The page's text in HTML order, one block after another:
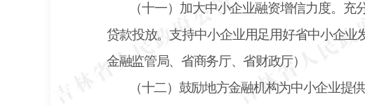
（十一）加大中小企业融资增信力度。
贷款投放。支持中小企业用足用好省中小企
金融监管局、省商务厅、省财政厅）
（十二）鼓励地方金融机构为中小企业